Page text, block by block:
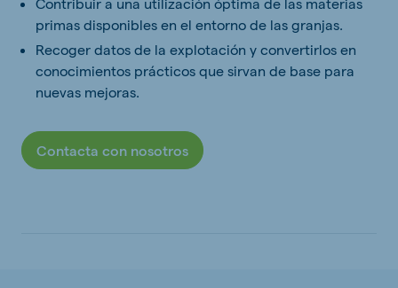
primas disponibles en el entorno de las granjas.
Recoger datos de la explotación y convertirlos en
conocimientos prácticos que sirvan de base para
nuevas mejoras.
Contacta con nosotros